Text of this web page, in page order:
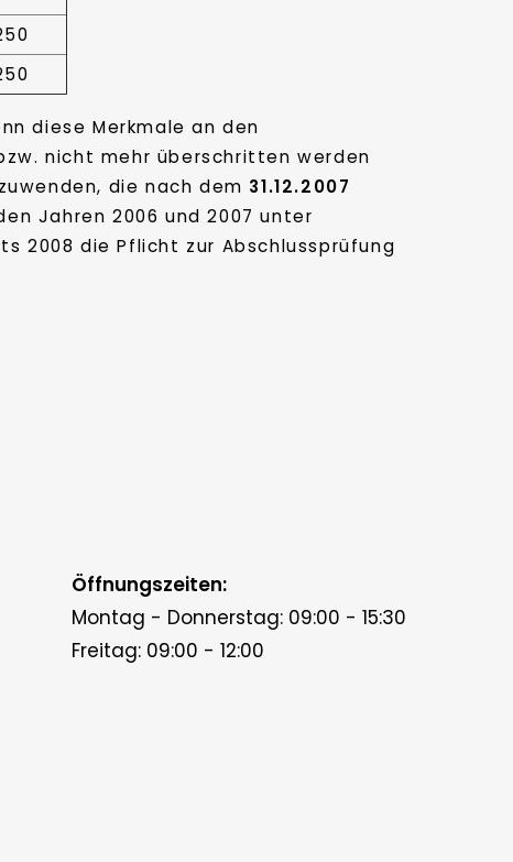
diese Merkmale an den
nicht mehr überschritten werden
die nach dem 31.12.2007
Jahren 2006 und 2007 unter
2008 die Pflicht zur Abschlussprüfung
Öffnungszeiten:
Montag - Donnerstag: 09:00 - 15:30
Freitag: 09:00 - 12:00